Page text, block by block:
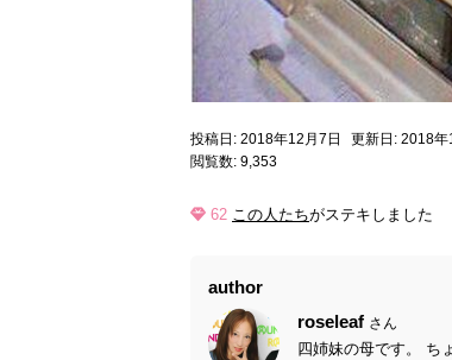
投稿日: 2018年12月7日
更新日: 2018年
閲覧数: 9,353
62 この人たちがステキしました
author
roseleaf さん
四姉妹の母です。 ち